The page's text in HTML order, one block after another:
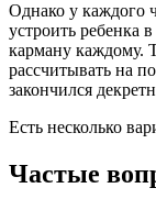
Однако у каждого
устроить ребенка
карману каждому.
рассчитывать на
закончился
Есть несколько
Частые